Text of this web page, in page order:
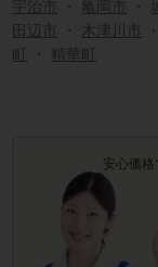
宇治市 ・ 亀岡市 ・
田辺市
・ 木津川市 ・
町 ・ 精華町
安心価格